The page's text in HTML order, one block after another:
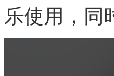
乐使用，同